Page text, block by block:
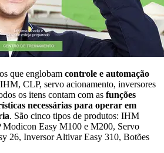
que englobam controle e automação
IHM, CLP, servo acionamento, inversores
os itens contam com as funções
necessárias para operar em
. São cinco tipos de produtos: IHM
Easy M100 e M200, Servo
26, Inversor Altivar Easy 310, Botões